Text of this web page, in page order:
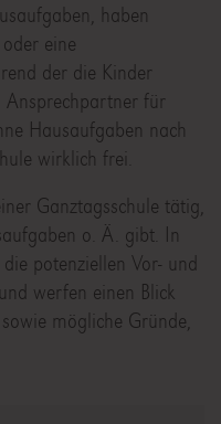
haben
eine
der die Kinder
Ansprechpartner für
Hausaufgaben nach
wirklich frei.
Ganztagsschule tätig,
o. Ä. gibt. In
potenziellen Vor- und
werfen einen Blick
mögliche Gründe,